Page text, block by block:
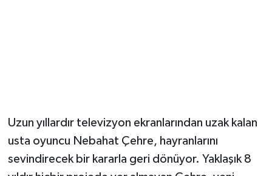
Uzun yıllardır televizyon ekranlarından uzak kalan
usta oyuncu Nebahat Çehre, hayranlarını
sevindirecek bir kararla geri dönüyor. Yaklaşık 8